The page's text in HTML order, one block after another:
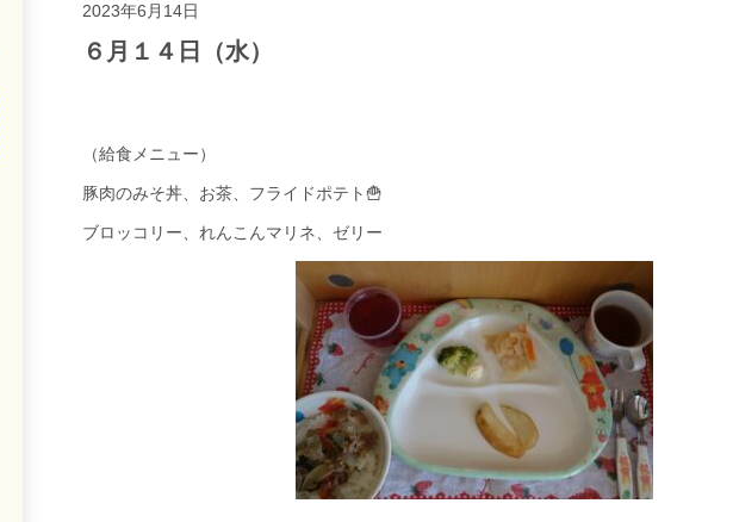
2023年6月14日
６月１４日（水）
（給食メニュー）
豚肉のみそ丼、お茶、フライドポテト🍟
ブロッコリー、れんこんマリネ、ゼリー